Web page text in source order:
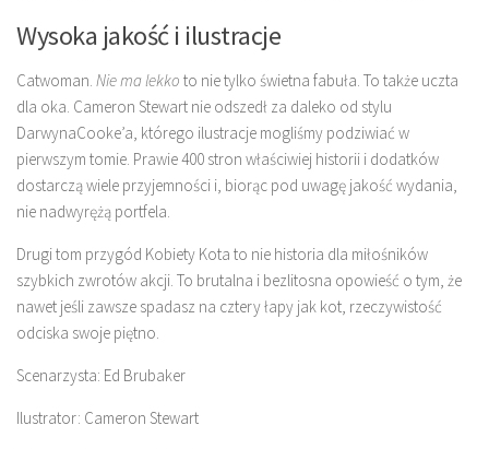
Wysoka jakość i ilustracje
Catwoman. Nie ma lekko to nie tylko świetna fabuła. To także uczta
dla oka. Cameron Stewart nie odszedł za daleko od stylu
DarwynaCooke’a, którego ilustracje mogliśmy podziwiać w
pierwszym tomie. Prawie 400 stron właściwiej historii i dodatków
dostarczą wiele przyjemności i, biorąc pod uwagę jakość wydania,
nie nadwyrężą portfela.
Drugi tom przygód Kobiety Kota to nie historia dla miłośników
szybkich zwrotów akcji. To brutalna i bezlitosna opowieść o tym, że
nawet jeśli zawsze spadasz na cztery łapy jak kot, rzeczywistość
odciska swoje piętno.
Scenarzysta: Ed Brubaker
Ilustrator: Cameron Stewart